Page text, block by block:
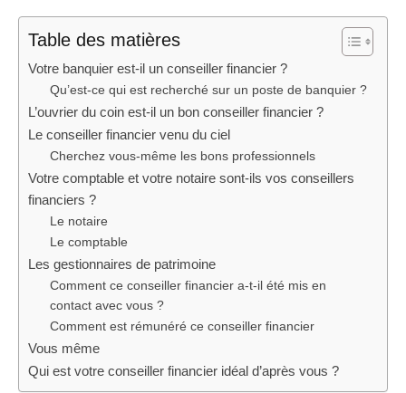
Table des matières
Votre banquier est-il un conseiller financier ?
Qu’est-ce qui est recherché sur un poste de banquier ?
L’ouvrier du coin est-il un bon conseiller financier ?
Le conseiller financier venu du ciel
Cherchez vous-même les bons professionnels
Votre comptable et votre notaire sont-ils vos conseillers
financiers ?
Le notaire
Le comptable
Les gestionnaires de patrimoine
Comment ce conseiller financier a-t-il été mis en
contact avec vous ?
Comment est rémunéré ce conseiller financier
Vous même
Qui est votre conseiller financier idéal d’après vous ?